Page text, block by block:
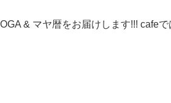
& マヤ暦をお届けします!!! cafe